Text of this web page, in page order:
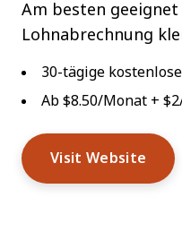
Am besten
Lohnabrechnung
30-tägige
Ab $8.50/Monat +
Visit Website